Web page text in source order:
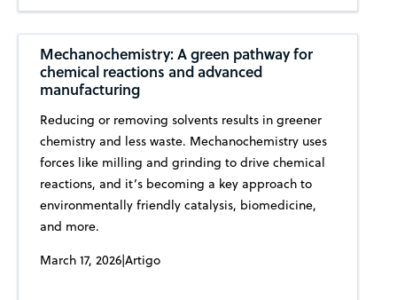
Mechanochemistry: A green pathway for
chemical reactions and advanced
manufacturing
Reducing or removing solvents results in greener
chemistry and less waste. Mechanochemistry uses
forces like milling and grinding to drive chemical
reactions, and it’s becoming a key approach to
environmentally friendly catalysis, biomedicine,
and more.
March 17, 2026|Artigo